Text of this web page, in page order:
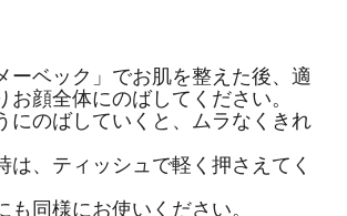
ーベック」でお肌を整えた後、適
お顔全体にのばしてください。
にのばしていくと、ムラなくきれ
は、ティッシュで軽く押さえてく
も同様にお使いください。